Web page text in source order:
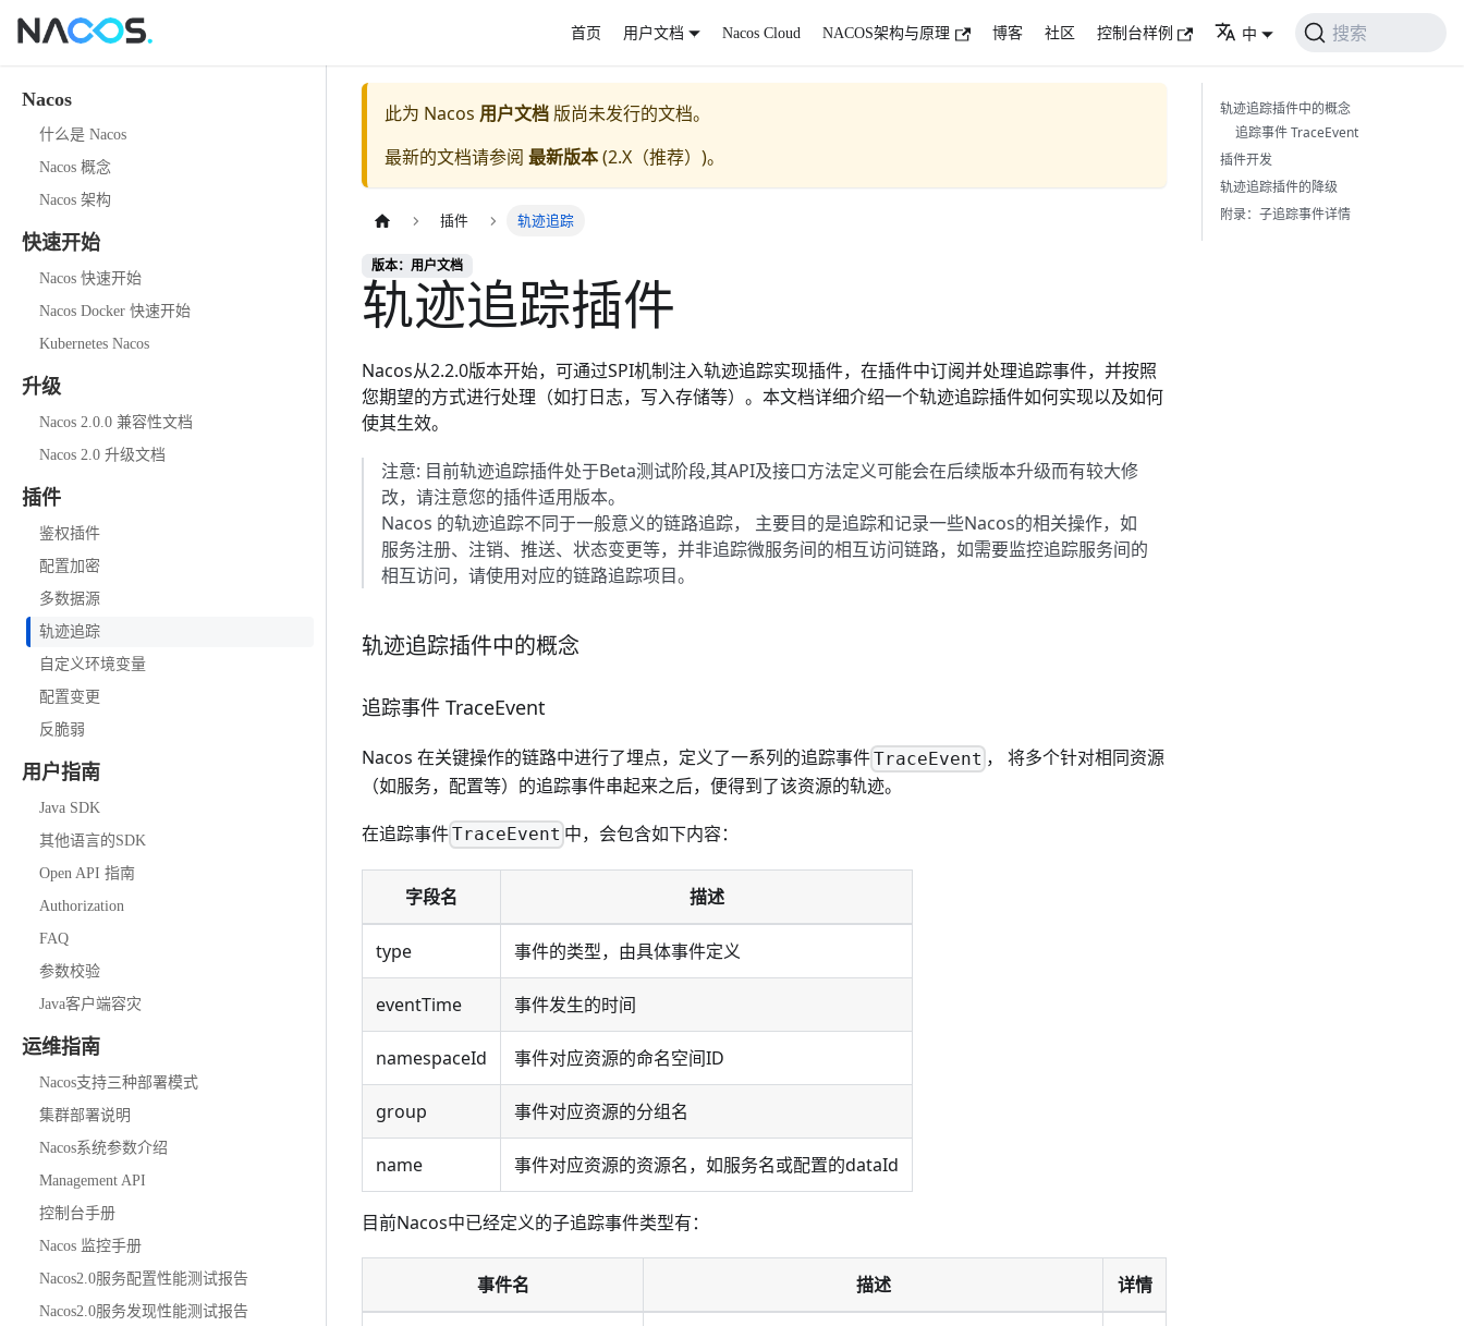
首页 用户文档 Nacos Cloud NACOS架构与原理 博客 社区 控制台样例 中 搜索
Nacos
什么是 Nacos
Nacos 概念
Nacos 架构
快速开始
Nacos 快速开始
Nacos Docker 快速开始
Kubernetes Nacos
升级
Nacos 2.0.0 兼容性文档
Nacos 2.0 升级文档
插件
鉴权插件
配置加密
多数据源
轨迹追踪
自定义环境变量
配置变更
反脆弱
用户指南
Java SDK
其他语言的SDK
Open API 指南
Authorization
FAQ
参数校验
Java客户端容灾
运维指南
Nacos支持三种部署模式
集群部署说明
Nacos系统参数介绍
Management API
控制台手册
Nacos 监控手册
Nacos2.0服务配置性能测试报告
Nacos2.0服务发现性能测试报告
此为 Nacos 用户文档 版尚未发行的文档。
最新的文档请参阅 最新版本(2.X（推荐） )。
插件 轨迹追踪
版本：用户文档
轨迹追踪插件
Nacos从2.2.0版本开始，可通过SPI机制注入轨迹追踪实现插件，在插件中订阅并处理追踪事件，并按照
您期望的方式进行处理（如打日志，写入存储等）。本文档详细介绍一个轨迹追踪插件如何实现以及如何
使其生效。
注意: 目前轨迹追踪插件处于Beta测试阶段,其API及接口方法定义可能会在后续版本升级而有较大修
改，请注意您的插件适用版本。
Nacos 的轨迹追踪不同于一般意义的链路追踪， 主要目的是追踪和记录一些Nacos的相关操作，如
服务注册、注销、推送、状态变更等，并非追踪微服务间的相互访问链路，如需要监控追踪服务间的
相互访问，请使用对应的链路追踪项目。
轨迹追踪插件中的概念
追踪事件 TraceEvent
Nacos 在关键操作的链路中进行了埋点，定义了一系列的追踪事件TraceEvent ， 将多个针对相同资源
（如服务，配置等）的追踪事件串起来之后，便得到了该资源的轨迹。
在追踪事件TraceEvent 中，会包含如下内容：
字段名 描述
type 事件的类型，由具体事件定义
eventTime 事件发生的时间
namespaceId 事件对应资源的命名空间ID
group 事件对应资源的分组名
name 事件对应资源的资源名，如服务名或配置的dataId
目前Nacos中已经定义的子追踪事件类型有：
事件名 描述 详情
轨迹追踪插件中的概念
追踪事件 TraceEvent
插件开发
轨迹追踪插件的降级
附录：子追踪事件详情